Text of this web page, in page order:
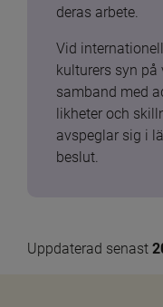
deras arbete.
Vid
kulturers syn
samband med
likheter och
avspeglar sig i
beslut.
Uppdaterad senast